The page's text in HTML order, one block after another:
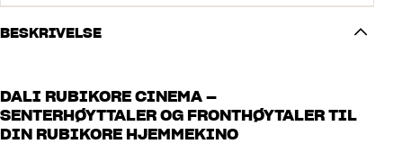
BESKRIVELSE
DALI RUBIKORE CINEMA –
SENTERHØYTTALER OG FRONTHØYTALER TIL
DIN RUBIKORE HJEMMEKINO